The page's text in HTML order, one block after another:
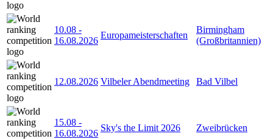
10.08 -
16.08.2026
Europameisterschaften
Birmingham
(Großbritannien)
12.08.2026 Vilbeler Abendmeeting Bad Vilbel
15.08 -
16.08.2026
Sky's the Limit 2026 Zweibrücken